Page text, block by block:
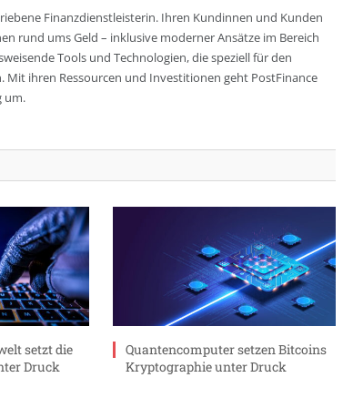
Finanzdienstleisterin. Ihren Kundinnen und Kunden
rund ums Geld – inklusive moderner Ansätze im Bereich
Tools und Technologien, die speziell für den
ihren Ressourcen und Investitionen geht PostFinance
um.
setzt die
Druck
Quantencomputer setzen Bitcoins
Kryptographie unter Druck